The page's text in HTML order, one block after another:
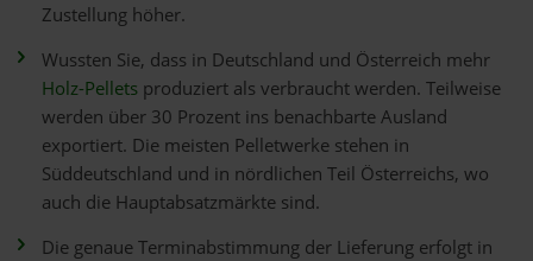
Zustellung höher.
Wussten Sie, dass in Deutschland und Österreich mehr
Holz-Pellets produziert als verbraucht werden. Teilweise
werden über 30 Prozent ins benachbarte Ausland
exportiert. Die meisten Pelletwerke stehen in
Süddeutschland und in nördlichen Teil Österreichs, wo
auch die Hauptabsatzmärkte sind.
Die genaue Terminabstimmung der Lieferung erfolgt in